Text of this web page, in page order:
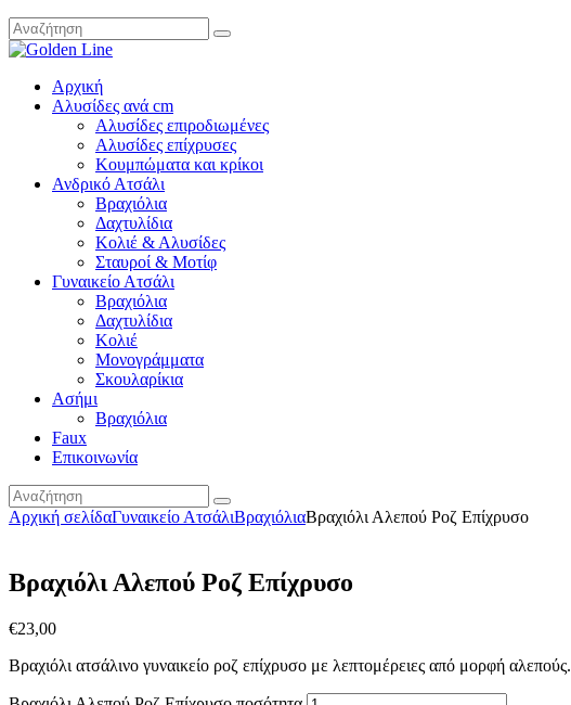
Αρχική
Αλυσίδες ανά cm
Αλυσίδες επιροδιωμένες
Αλυσίδες επίχρυσες
Κουμπώματα και κρίκοι
Ανδρικό Ατσάλι
Βραχιόλια
Δαχτυλίδια
Κολιέ & Αλυσίδες
Σταυροί & Μοτίφ
Γυναικείο Ατσάλι
Βραχιόλια
Δαχτυλίδια
Κολιέ
Μονογράμματα
Σκουλαρίκια
Ασήμι
Βραχιόλια
Faux
Επικοινωνία
Αρχική σελίδαΓυναικείο ΑτσάλιΒραχιόλιαΒραχιόλι Αλεπού Ροζ Επίχρυσο
Βραχιόλι Αλεπού Ροζ Επίχρυσο
€23,00
Βραχιόλι ατσάλινο γυναικείο ροζ επίχρυσο με λεπτομέρειες από μορφή αλεπούς.